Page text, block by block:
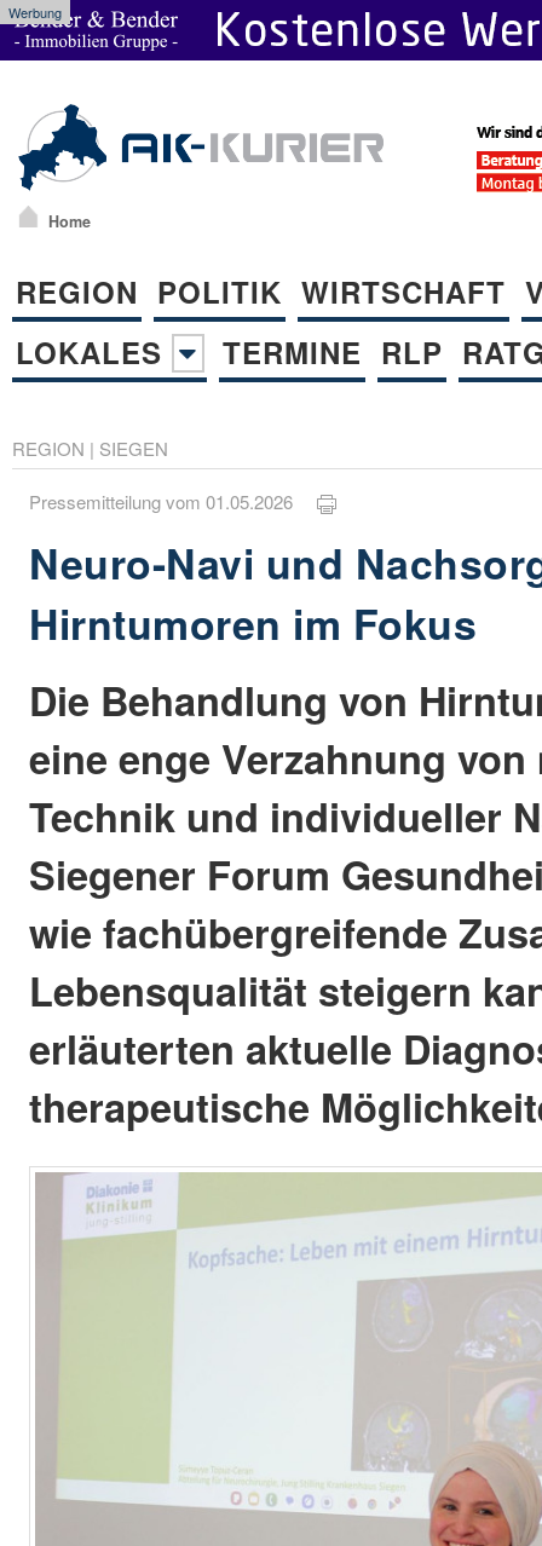
Werbung
Home
REGION POLITIK WIRTSCHAFT
LOKALES
TERMINE RLP
REGION | SIEGEN
Pressemitteilung vom 01.05.2026
Neuro-Navi und
Hirntumoren im Fokus
Die Behandlung von
eine enge Verzahnung
Technik und individueller
Siegener Forum
wie fachübergreifende
Lebensqualität steigern
erläuterten aktuelle
therapeutische